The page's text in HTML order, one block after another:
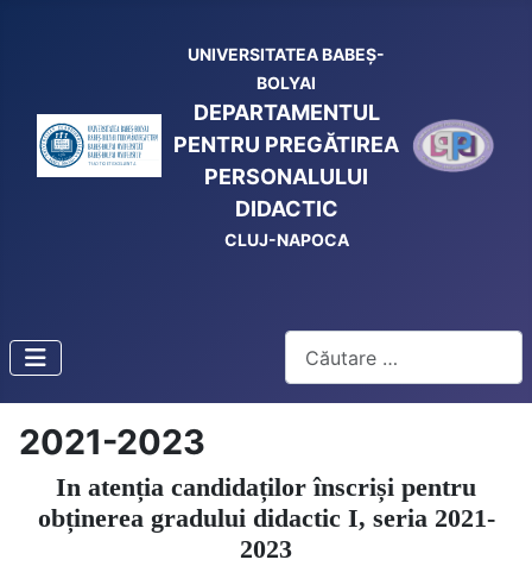
UNIVERSITATEA BABEŞ-
BOLYAI
DEPARTAMENTUL
PENTRU PREGĂTIREA
PERSONALULUI
DIDACTIC
CLUJ-NAPOCA
2021-2023
In atenția candidaților înscriși pentru
obținerea gradului didactic I, seria 2021-
2023